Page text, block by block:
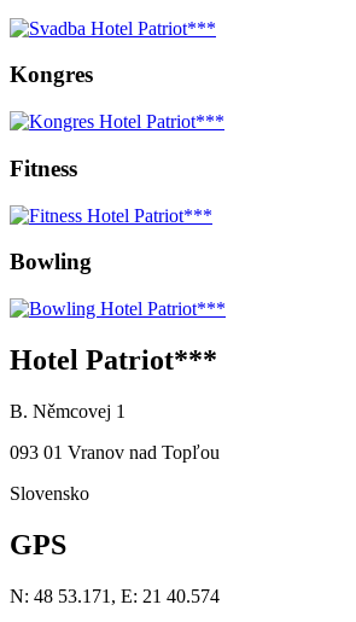
Kongres
Fitness
Bowling
Hotel Patriot***
B. Němcovej 1
093 01 Vranov nad Topľou
Slovensko
GPS
N: 48 53.171, E: 21 40.574